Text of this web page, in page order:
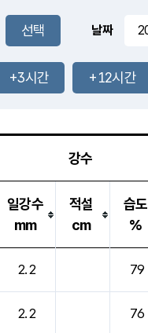
-mm
-mm
28.0℃
0.0m/s
-mm
날짜
+3시간 +12시간
강수
일강수
mm
적설
cm
습도
%
2.2 79
2.2 76